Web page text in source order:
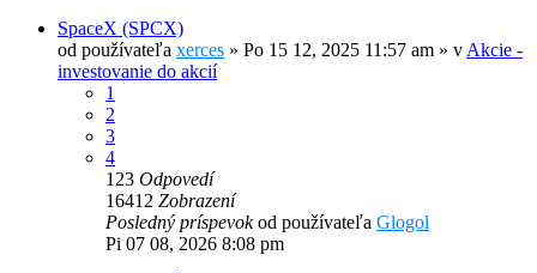
SpaceX (SPCX)
od používateľa xerces » Po 15 12, 2025 11:57 am » vAkcie -
investovanie do akcií
1
2
3
4
123 Odpovedí
16412 Zobrazení
Posledný príspevokod používateľa Glogol
Pi 07 08, 2026 8:08 pm